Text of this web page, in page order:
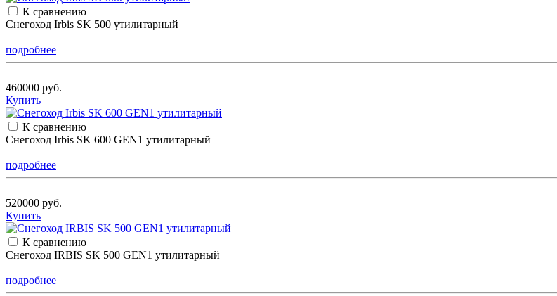
К сравнению
Снегоход Irbis SK 500 утилитарный
подробнее
460000 руб.
Купить
К сравнению
Снегоход Irbis SK 600 GEN1 утилитарный
подробнее
520000 руб.
Купить
К сравнению
Снегоход IRBIS SK 500 GEN1 утилитарный
подробнее